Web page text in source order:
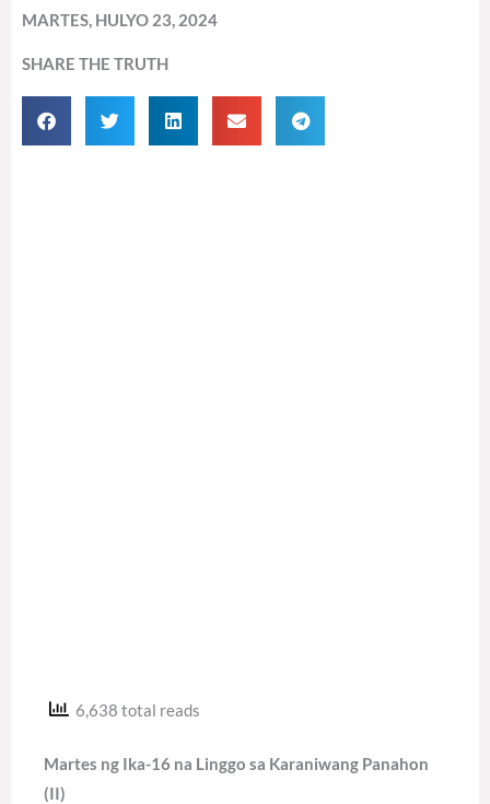
MARTES, HULYO 23, 2024
SHARE THE TRUTH
6,638 total reads
Martes ng Ika-16 na Linggo sa Karaniwang Panahon
(II)